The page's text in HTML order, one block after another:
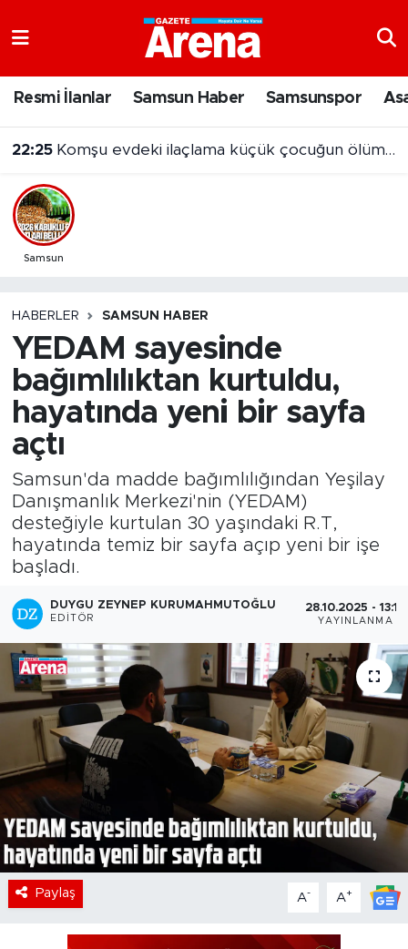
Resmi İlanlar Samsun Haber Samsunspor
22:25 Komşu evdeki ilaçlama küçük çocuğun ölümüne neden oldu
Samsun
HABERLER SAMSUN HABER
YEDAM sayesinde
bağımlılıktan kurtuldu,
hayatında yeni bir sayfa
açtı
Samsun'da madde bağımlılığından Yeşilay
Danışmanlık Merkezi'nin (YEDAM)
desteğiyle kurtulan 30 yaşındaki R.T,
hayatında temiz bir sayfa açıp yeni bir işe
başladı.
DUYGU ZEYNEP KURUMAHMUTOĞLU
EDITÖR
28.10.2025 - 13:12
YAYINLANMA
Paylaş A- A+
Samsun Namaz Vakitleri
Trafik Durumu
Süper Lig Puan Durumu ve Fikstür
Son Dakika Haberleri
Haber Arşivi